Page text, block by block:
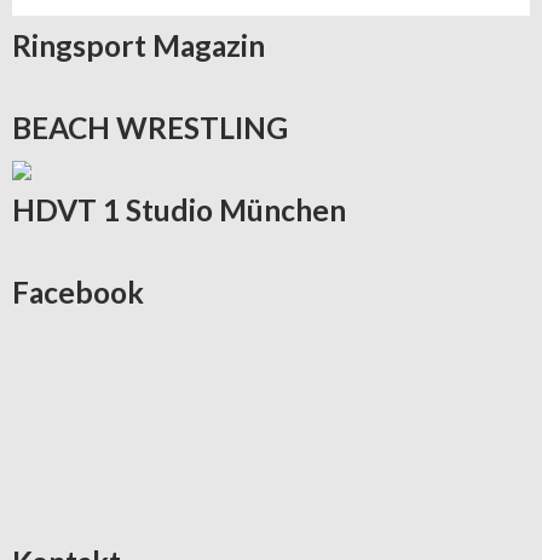
Ringsport Magazin
BEACH WRESTLING
HDVT 1 Studio München
Facebook